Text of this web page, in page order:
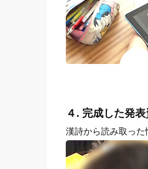
４. 完成した発
漢詩から読み取った